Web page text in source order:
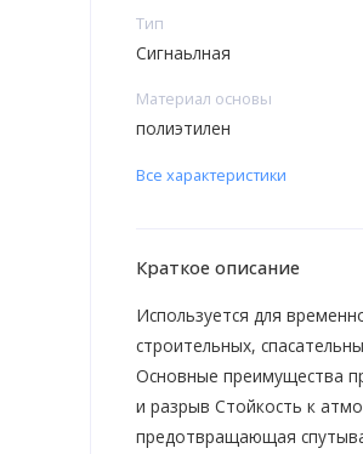
Тип
Сигнаьлная
Материал основы
полиэтилен
Все характеристики
Краткое описание
Используется для
строительных,
Основные преимущества
и разрыв Стойкость к
предотвращающая